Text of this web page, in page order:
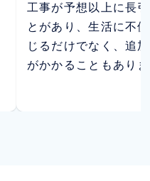
工事が予想以上に長
とがあり、生活に不
じるだけでなく、追
がかかることもあり